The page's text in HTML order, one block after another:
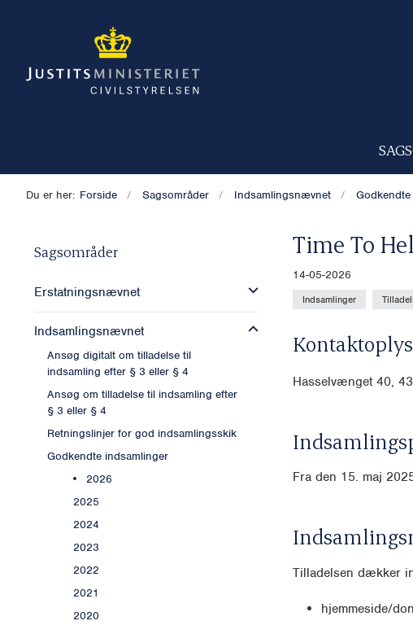
Du er her: Forside Sagsområder Indsamlingsnævnet
Sagsområder
Erstatningsnævnet
Indsamlingsnævnet
Ansøg digitalt om tilladelse til
indsamling efter § 3 eller § 4
Ansøg om tilladelse til indsamling efter
§ 3 eller § 4
Retningslinjer for god indsamlingsskik
Godkendte indsamlinger
2026
2025
2024
2023
2022
2021
2020
Time To
14-05-2026
Indsamlinger
Hasselvænget 40,
Fra den 15. maj
Tilladelsen dækker
hjemmeside/